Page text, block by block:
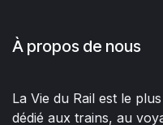
À propos de nous
La Vie du Rail est le
dédié aux trains, au